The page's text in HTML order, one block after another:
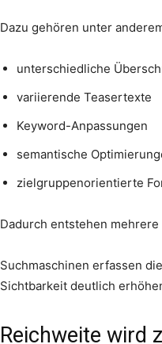
Dazu gehören unter
unterschiedliche
variierende Teasertexte
Keyword-Anpassungen
semantische
zielgruppenorientierte
Dadurch entstehen
Suchmaschinen erfassen
Sichtbarkeit deutlich
Reichweite wird